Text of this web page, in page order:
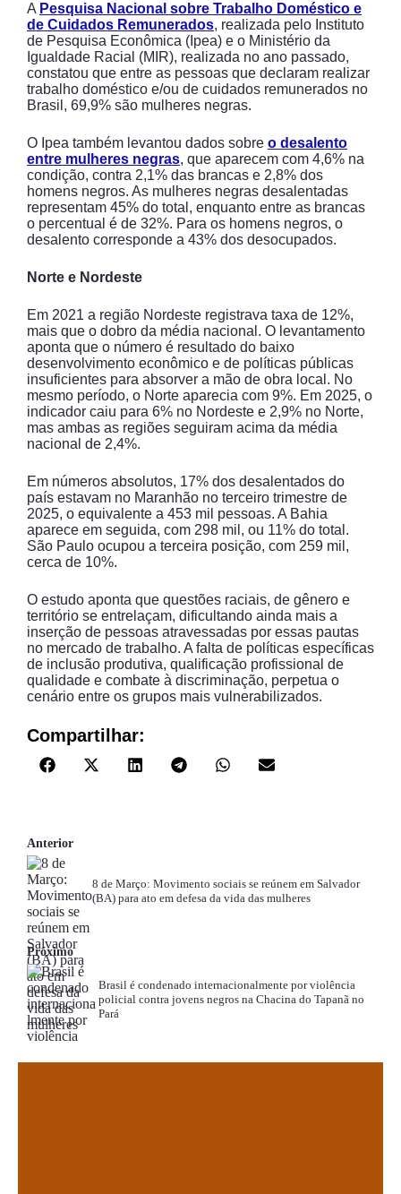
A Pesquisa Nacional sobre Trabalho Doméstico e
de Cuidados Remunerados, realizada pelo Instituto
de Pesquisa Econômica (Ipea) e o Ministério da
Igualdade Racial (MIR), realizada no ano passado,
constatou que entre as pessoas que declaram realizar
trabalho doméstico e/ou de cuidados remunerados no
Brasil, 69,9% são mulheres negras.
O Ipea também levantou dados sobre o desalento
entre mulheres negras, que aparecem com 4,6% na
condição, contra 2,1% das brancas e 2,8% dos
homens negros. As mulheres negras desalentadas
representam 45% do total, enquanto entre as brancas
o percentual é de 32%. Para os homens negros, o
desalento corresponde a 43% dos desocupados.
Norte e Nordeste
Em 2021 a região Nordeste registrava taxa de 12%,
mais que o dobro da média nacional. O levantamento
aponta que o número é resultado do baixo
desenvolvimento econômico e de políticas públicas
insuficientes para absorver a mão de obra local. No
mesmo período, o Norte aparecia com 9%. Em 2025, o
indicador caiu para 6% no Nordeste e 2,9% no Norte,
mas ambas as regiões seguiram acima da média
nacional de 2,4%.
Em números absolutos, 17% dos desalentados do
país estavam no Maranhão no terceiro trimestre de
2025, o equivalente a 453 mil pessoas. A Bahia
aparece em seguida, com 298 mil, ou 11% do total.
São Paulo ocupou a terceira posição, com 259 mil,
cerca de 10%.
O estudo aponta que questões raciais, de gênero e
território se entrelaçam, dificultando ainda mais a
inserção de pessoas atravessadas por essas pautas
no mercado de trabalho. A falta de políticas específicas
de inclusão produtiva, qualificação profissional de
qualidade e combate à discriminação, perpetua o
cenário entre os grupos mais vulnerabilizados.
Compartilhar:
Anterior
8 de Março: Movimento sociais se reúnem em Salvador
(BA) para ato em defesa da vida das mulheres
Próximo
Brasil é condenado internacionalmente por violência
policial contra jovens negros na Chacina do Tapanã no
Pará